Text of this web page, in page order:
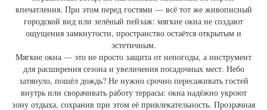
впечатления. При этом перед гостями — всё тот же живописный
городской вид или зелёный пейзаж: мягкие окна не создают
ощущения замкнутости, пространство остаётся открытым и
эстетичным.
Мягкие окна — это не просто защита от непогоды, а инструмент
для расширения сезона и увеличения посадочных мест. Небо
затянуло, пошёл дождь? Не нужно срочно пересаживать гостей
внутрь или сворачивать работу террасы: окна надёжно укроют
зону отдыха, сохранив при этом её привлекательность. Прозрачная